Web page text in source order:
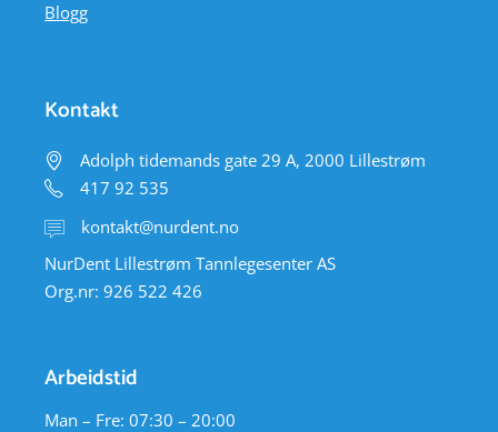
Blogg
Kontakt
Adolph tidemands gate 29 A, 2000 Lillestrøm
417 92 535
kontakt@nurdent.no
NurDent Lillestrøm Tannlegesenter AS
Org.nr: 926 522 426
Arbeidstid
Man – Fre: 07:30 – 20:00